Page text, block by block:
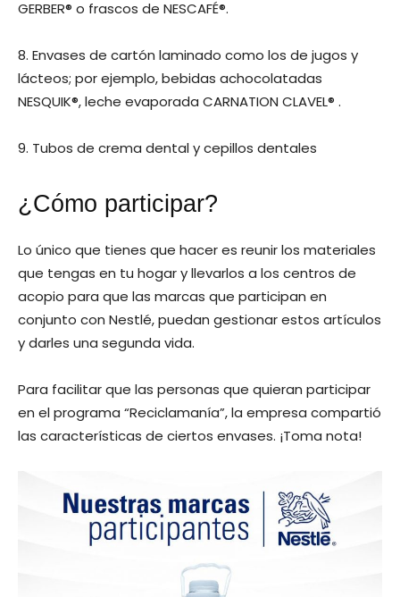
GERBER® o frascos de NESCAFÉ®.
8. Envases de cartón laminado como los de jugos y
lácteos; por ejemplo, bebidas achocolatadas
NESQUIK®, leche evaporada CARNATION CLAVEL® .
9. Tubos de crema dental y cepillos dentales
¿Cómo participar?
Lo único que tienes que hacer es reunir los materiales
que tengas en tu hogar y llevarlos a los centros de
acopio para que las marcas que participan en
conjunto con Nestlé, puedan gestionar estos artículos
y darles una segunda vida.
Para facilitar que las personas que quieran participar
en el programa “Reciclamanía”, la empresa compartió
las características de ciertos envases. ¡Toma nota!